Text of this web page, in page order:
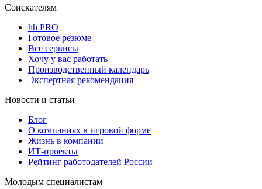
Соискателям
hh PRO
Готовое резюме
Все сервисы
Хочу у вас работать
Производственный календарь
Экспертная рекомендация
Новости и статьи
Блог
О компаниях в игровой форме
Жизнь в компании
ИТ-проекты
Рейтинг работодателей России
Молодым специалистам